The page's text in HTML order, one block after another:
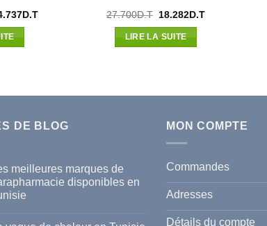
:
D.TLe
27.700D.T Le
initial
était :
18.282D.TLe
LIRE LA SUITE
DE BLOG
meilleures marques de
disponibles en
MON COMPTE
Commandes
Adresses
Détails du compte